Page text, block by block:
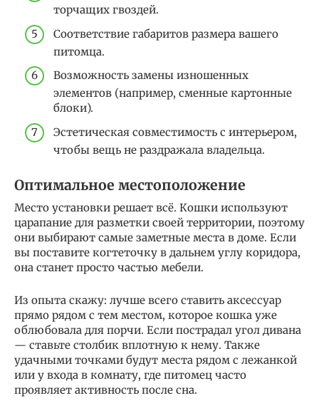
торчащих гвоздей.
Соответствие габаритов размера вашего
питомца.
Возможность замены изношенных
элементов (например, сменные картонные
блоки).
Эстетическая совместимость с интерьером,
чтобы вещь не раздражала владельца.
Оптимальное местоположение
Место установки решает всё. Кошки используют
царапание для разметки своей территории, поэтому
они выбирают самые заметные места в доме. Если
вы поставите когтеточку в дальнем углу коридора,
она станет просто частью мебели.
Из опыта скажу: лучше всего ставить аксессуар
прямо рядом с тем местом, которое кошка уже
облюбовала для порчи. Если пострадал угол дивана
— ставьте столбик вплотную к нему. Также
удачными точками будут места рядом с лежанкой
или у входа в комнату, где питомец часто
проявляет активность после сна.